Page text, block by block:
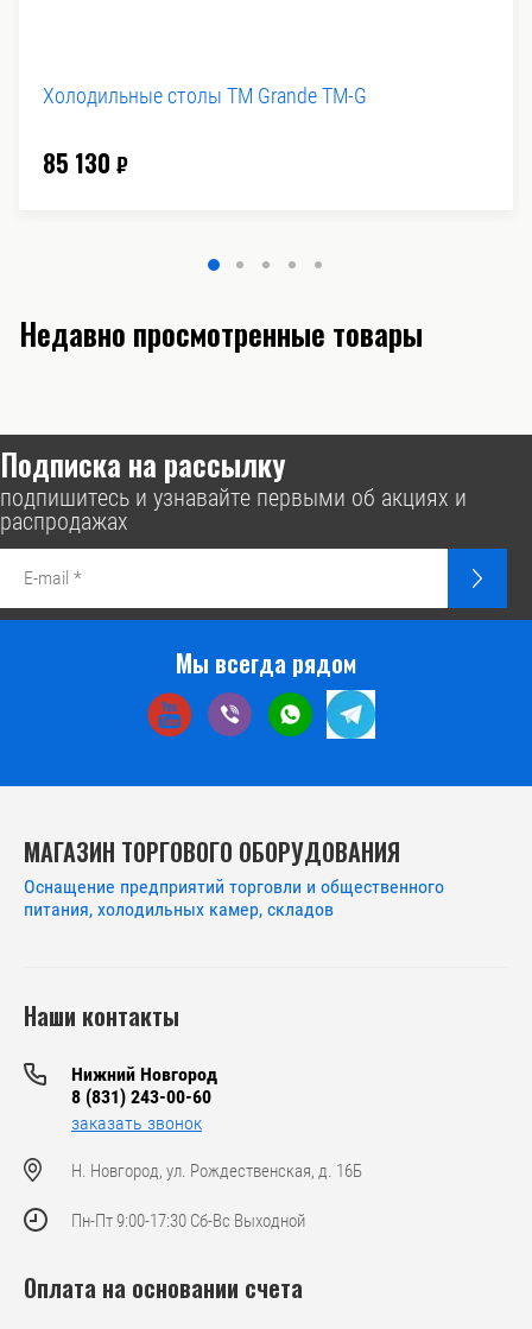
Холодильные столы TM Grande TM-G
85 130 ₽
Недавно просмотренные товары
Подписка на рассылку
подпишитесь и узнавайте первыми об акциях и
распродажах
Мы всегда рядом
МАГАЗИН ТОРГОВОГО ОБОРУДОВАНИЯ
Оснащение предприятий торговли и общественного
питания, холодильных камер, складов
Наши контакты
Нижний Новгород
8 (831) 243-00-60
заказать звонок
Н. Новгород, ул. Рождественская, д. 16Б
Пн-Пт 9:00-17:30 Сб-Вс Выходной
Оплата на основании счета